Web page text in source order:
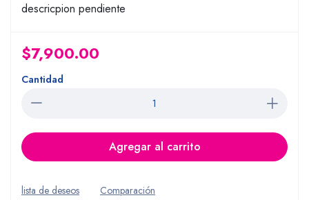
descricpion pendiente
$7,900.00
Cantidad
Agregar al carrito
lista de deseos Comparación